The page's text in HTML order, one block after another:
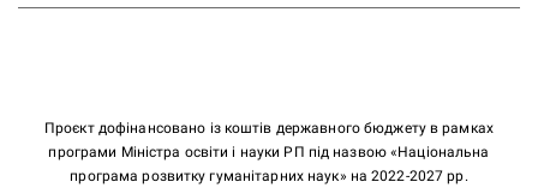
Проєкт дофінансовано із коштів державного бюджету в рамках
програми Міністра освіти і науки РП під назвою «Національна
програма розвитку гуманітарних наук» на 2022-2027 рр.